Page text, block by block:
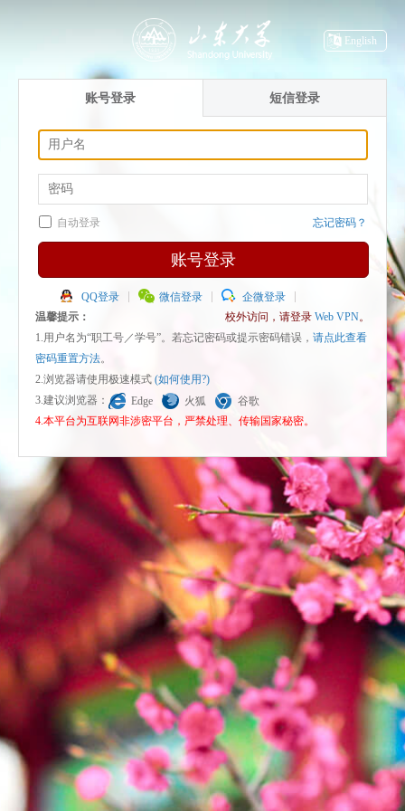
English
账号登录 短信登录
自动登录 忘记密码？
账号登录
QQ登录 微信登录
企微登录
温馨提示：
校外访问，请登录 Web VPN。
1.用户名为“职工号／学号”。若忘记密码或提示密码错误， 请点此查看
密码重置方法。
2.浏览器请使用极速模式 (如何使用?)
3.建议浏览器：
Edge 火狐
谷歌
4.本平台为互联网非涉密平台，严禁处理、传输国家秘密。